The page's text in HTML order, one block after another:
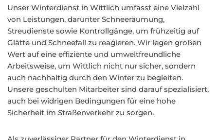
Unser Winterdienst in Wittlich umfasst eine Vielzahl
von Leistungen, darunter Schneeräumung,
Streudienste sowie Kontrollgänge, um frühzeitig auf
Glätte und Schneefall zu reagieren. Wir legen großen
Wert auf eine effiziente und umweltfreundliche
Arbeitsweise, um Wittlich nicht nur sicher, sondern
auch nachhaltig durch den Winter zu begleiten.
Unsere geschulten Mitarbeiter sind darauf spezialisiert,
auch bei widrigen Bedingungen für eine hohe
Sicherheit im Straßenverkehr zu sorgen.